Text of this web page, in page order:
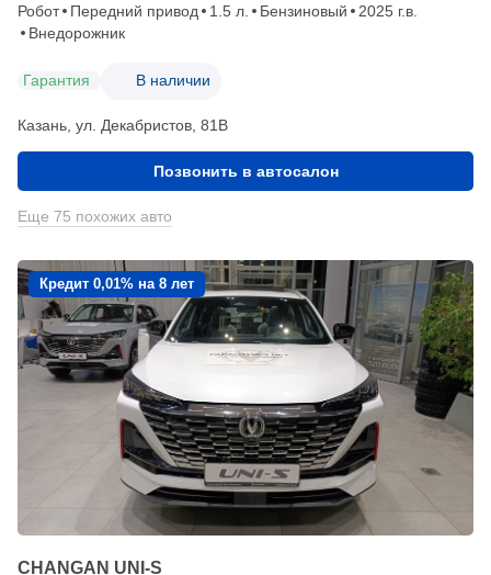
Робот Передний привод 1.5 л. Бензиновый
2025 г.в.
Внедорожник
Гарантия В наличии
Казань, ул. Декабристов, 81В
Позвонить в автосалон
Еще 75 похожих авто
Кредит 0,01% на 8 лет
CHANGAN UNI-S